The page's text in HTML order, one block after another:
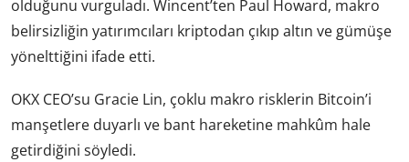
olduğunu vurguladı. Wincent’ten Paul Howard, makro
belirsizliğin yatırımcıları kriptodan çıkıp altın ve gümüşe
yönelttiğini ifade etti.
OKX CEO’su Gracie Lin, çoklu makro risklerin Bitcoin’i
manşetlere duyarlı ve bant hareketine mahkûm hale
getirdiğini söyledi.